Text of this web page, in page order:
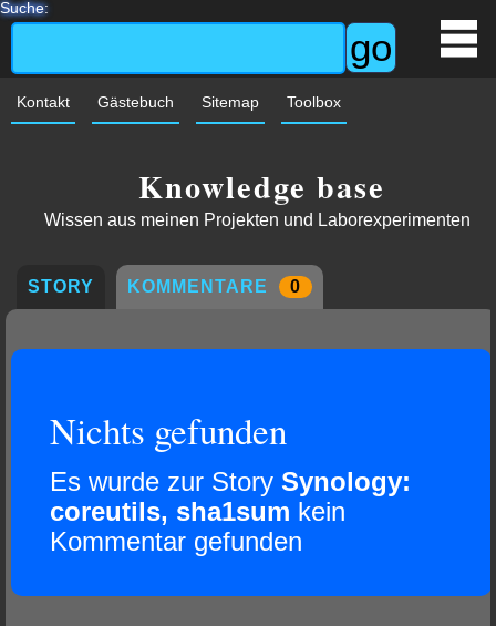
Suche:
Kontakt Gästebuch Sitemap Toolbox
Knowledge base
Wissen aus meinen Projekten und Laborexperimenten
STORY 0
KOMMENTARE
Nichts gefunden
Es wurde zur StorySynology:
coreutils, sha1sum kein
Kommentar gefunden